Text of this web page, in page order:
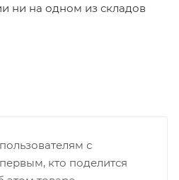
города на выезд
ни на одном из складов
с
кто поделится